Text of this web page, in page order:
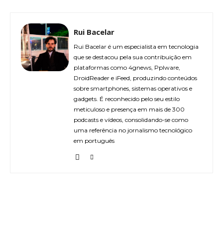
Rui Bacelar
Rui Bacelar é um especialista em tecnologia
que se destacou pela sua contribuição em
plataformas como 4gnews, Pplware,
DroidReader e iFeed, produzindo conteúdos
sobre smartphones, sistemas operativos e
gadgets. É reconhecido pelo seu estilo
meticuloso e presença em mais de 300
podcasts e vídeos, consolidando-se como
uma referência no jornalismo tecnológico
em português